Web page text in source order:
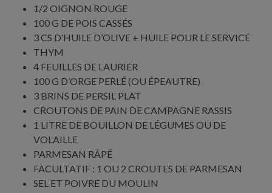
1/2 OIGNON ROUGE
100 G DE POIS CASSÉS
3 CS D’HUILE D’OLIVE + HUILE POUR LE SERVICE
THYM
4 FEUILLES DE LAURIER
100 G D’ORGE PERLÉ (OU ÉPEAUTRE)
3 BRINS DE PERSIL PLAT
CROUTONS DE PAIN DE CAMPAGNE RASSIS
1 LITRE DE BOUILLON DE LÉGUMES OU DE
VOLAILLE
PARMESAN RÂPÉ
FACULTATIF : 1 OU 2 CROUTES DE PARMESAN
SEL ET POIVRE DU MOULIN